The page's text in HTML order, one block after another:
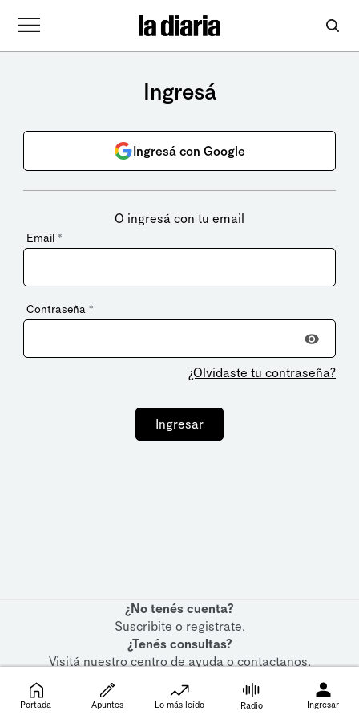
Ingresá
Ingresá con Google
O ingresá con tu email
Email *
Contraseña *
¿Olvidaste tu contraseña?
Ingresar
¿No tenés cuenta?
Suscribite o registrate.
¿Tenés consultas?
Visitá nuestrocentro de ayudaocontactanos.
Portada Apuntes Lo más leído Radio Ingresar